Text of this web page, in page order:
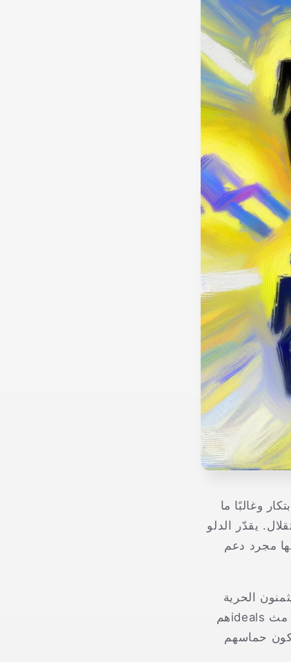
وغالبًا ما
يقدّر الدلو
مجرد دعم
الحرية
فوق كل شيء وقد يقاومون أي محاولات لتقييدهم أو فرض قيود عليهم. يمكن أن تلهم مث idealsهم
حماسهم